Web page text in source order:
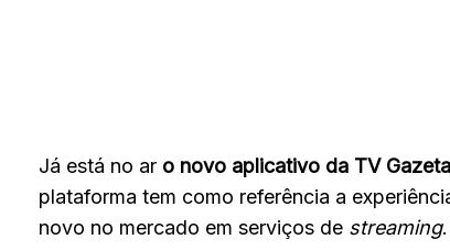
Já está no ar o novo aplicativo da TV Gazeta
plataforma tem como referência a
novo no mercado em serviços de streaming.